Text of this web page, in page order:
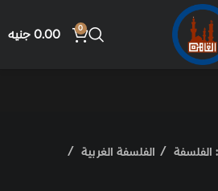
0
0.00 جنيه
الفلسفة الغربية